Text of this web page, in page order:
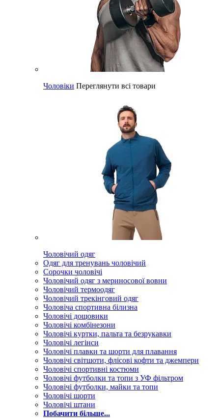
Чоловіки Переглянути всі товари
Чоловічий одяг
Одяг для тренувань чоловічий
Сорочки чоловічі
Чоловічий одяг з мериносової вовни
Чоловічий термоодяг
Чоловічий трекінговий одяг
Чоловіча спортивна білизна
Чоловічі дощовики
Чоловічі комбінезони
Чоловічі куртки, пальта та безрукавки
Чоловічі легінси
Чоловічі плавки та шорти для плавання
Чоловічі світшоти, флісові кофти та джемпери
Чоловічі спортивні костюми
Чоловічі футболки та топи з УФ фільтром
Чоловічі футболки, майки та топи
Чоловічі шорти
Чоловічі штани
Побачити більше...